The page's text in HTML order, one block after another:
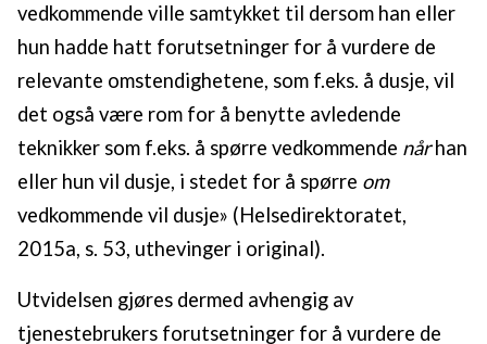
vedkommende ville samtykket til dersom han eller
hun hadde hatt forutsetninger for å vurdere de
relevante omstendighetene, som f.eks. å dusje, vil
det også være rom for å benytte avledende
teknikker som f.eks. å spørre vedkommende nårhan
eller hun vil dusje, i stedet for å spørre om
vedkommende vil dusje» (Helsedirektoratet,
2015a, s. 53, uthevinger i original).
Utvidelsen gjøres dermed avhengig av
tjenestebrukers forutsetninger for å vurdere de